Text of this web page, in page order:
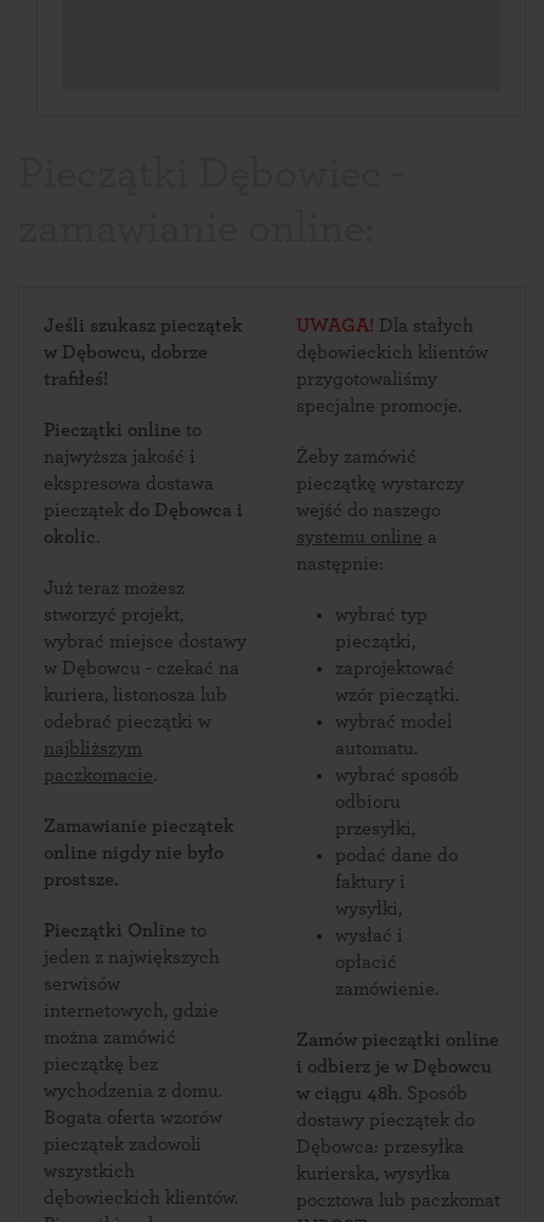
Jeśli szukasz pieczątek
w Dębowcu, dobrze
trafiłeś!
Pieczątki online to
najwyższa jakość i
ekspresowa dostawa
pieczątek do Dębowca i
okolic.
Już teraz możesz
stworzyć projekt,
wybrać miejsce dostawy
w Dębowcu - czekać na
kuriera, listonosza lub
odebrać pieczątki w
najbliższym
paczkomacie.
Zamawianie pieczątek
online nigdy nie było
prostsze.
Pieczątki Online to
jeden z największych
serwisów
internetowych, gdzie
można zamówić
pieczątkę bez
wychodzenia z domu.
Bogata oferta wzorów
pieczątek zadowoli
wszystkich
dębowieckich klientów.
UWAGA! Dla stałych
dębowieckich klientów
przygotowaliśmy
specjalne promocje.
Żeby zamówić
pieczątkę wystarczy
wejść do naszego
systemu online a
następnie:
wybrać typ
pieczątki,
zaprojektować
wzór pieczątki.
wybrać model
automatu.
wybrać sposób
odbioru
przesyłki,
podać dane do
faktury i
wysyłki,
wysłać i
opłacić
zamówienie.
Zamów pieczątki online
i odbierz je w Dębowcu
w ciągu 48h. Sposób
dostawy pieczątek do
Dębowca: przesyłka
kurierska, wysyłka
pocztowa lub paczkomat